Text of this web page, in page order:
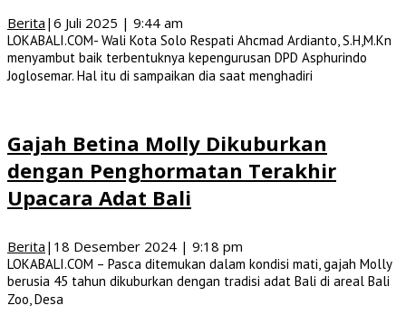
Berita | 6 Juli 2025 | 9:44 am
LOKABALI.COM- Wali Kota Solo Respati Ahcmad Ardianto, S.H,M.Kn
menyambut baik terbentuknya kepengurusan DPD Asphurindo
Joglosemar. Hal itu di sampaikan dia saat menghadiri
Gajah Betina Molly Dikuburkan
dengan Penghormatan Terakhir
Upacara Adat Bali
Berita | 18 Desember 2024 | 9:18 pm
LOKABALI.COM – Pasca ditemukan dalam kondisi mati, gajah Molly
berusia 45 tahun dikuburkan dengan tradisi adat Bali di areal Bali
Zoo, Desa